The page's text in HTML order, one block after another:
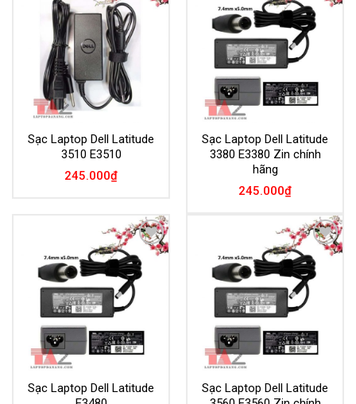
Add to
Wishlist
Sạc Laptop Dell Latitude
3510 E3510
245.000₫
Add to
Wishlist
Sạc Laptop Dell Latitude
3380 E3380 Zin chính
hãng
245.000₫
Add to
Wishlist
Sạc Laptop Dell Latitude
Add to
Wishlist
Sạc Laptop Dell Latitude